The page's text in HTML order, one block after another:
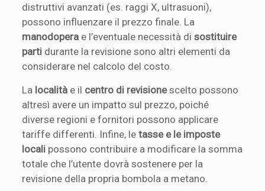
distruttivi avanzati (es. raggi X, ultrasuoni),
possono influenzare il prezzo finale. La
manodopera e l’eventuale necessità disostituire
parti durante la revisione sono altri elementi da
considerare nel calcolo del costo.
La località e il centro di revisionescelto possono
altresì avere un impatto sul prezzo, poiché
diverse regioni e fornitori possono applicare
tariffe differenti. Infine, letasse e le imposte
locali possono contribuire a modificare la somma
totale che l’utente dovrà sostenere per la
revisione della propria bombola a metano.